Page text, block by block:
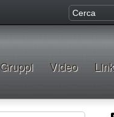
Gruppi Video Link